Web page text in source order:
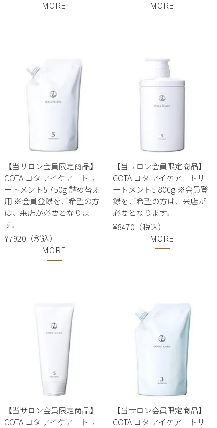
MORE MORE
【当サロン会員限定商品】
COTA コタ アイケア トリ
ートメント5 750g 詰め替え
用 ※会員登録をご希望の方
は、来店が必要となりま
す。
¥7920（税込）
MORE
【当サロン会員限定商品】
COTA コタ アイケア トリ
ートメント5 800g ※会員登
録をご希望の方は、来店が
必要となります。
¥8470（税込）
MORE
【当サロン会員限定商品】
COTA コタ アイケア トリ
【当サロン会員限定商品】
COTA コタ アイケア トリ